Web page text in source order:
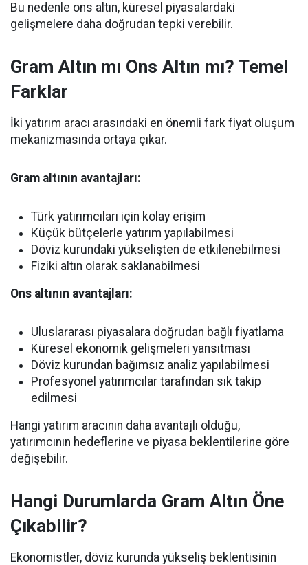
Bu nedenle ons altın, küresel piyasalardaki
gelişmelere daha doğrudan tepki verebilir.
Gram Altın mı Ons Altın mı? Temel
Farklar
İki yatırım aracı arasındaki en önemli fark fiyat oluşum
mekanizmasında ortaya çıkar.
Gram altının avantajları:
Türk yatırımcıları için kolay erişim
Küçük bütçelerle yatırım yapılabilmesi
Döviz kurundaki yükselişten de etkilenebilmesi
Fiziki altın olarak saklanabilmesi
Ons altının avantajları:
Uluslararası piyasalara doğrudan bağlı fiyatlama
Küresel ekonomik gelişmeleri yansıtması
Döviz kurundan bağımsız analiz yapılabilmesi
Profesyonel yatırımcılar tarafından sık takip
edilmesi
Hangi yatırım aracının daha avantajlı olduğu,
yatırımcının hedeflerine ve piyasa beklentilerine göre
değişebilir.
Hangi Durumlarda Gram Altın Öne
Çıkabilir?
Ekonomistler, döviz kurunda yükseliş beklentisinin